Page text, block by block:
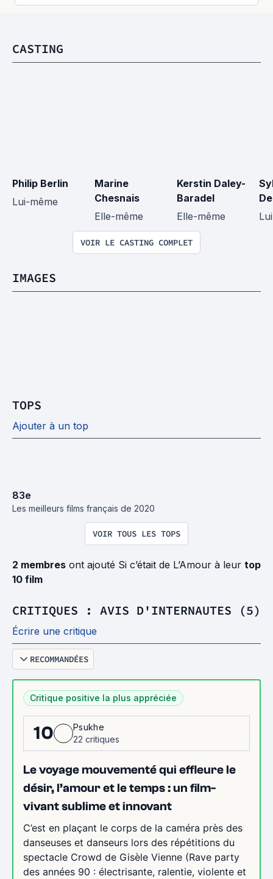
CASTING
Philip Berlin
Lui-même
Marine
Chesnais
Elle-même
Kerstin Daley-
Baradel
Elle-même
VOIR LE CASTING COMPLET
IMAGES
TOPS
Ajouter à un top
83e
Les meilleurs films français de 2020
VOIR TOUS LES TOPS
2 membres ont ajouté Si c’était de L’Amour à leur top
10 film
CRITIQUES : AVIS D'INTERNAUTES (5)
Écrire une critique
RECOMMANDÉES
Critique positive la plus appréciée
10
Psukhe
22 critiques
Le voyage mouvementé qui effleure le
désir, l’amour et le temps : un film-
vivant sublime et innovant
C’est en plaçant le corps de la caméra près des
danseuses et danseurs lors des répétitions du
spectacle Crowd de Gisèle Vienne (Rave party
des années 90 : électrisante, ralentie, violente et